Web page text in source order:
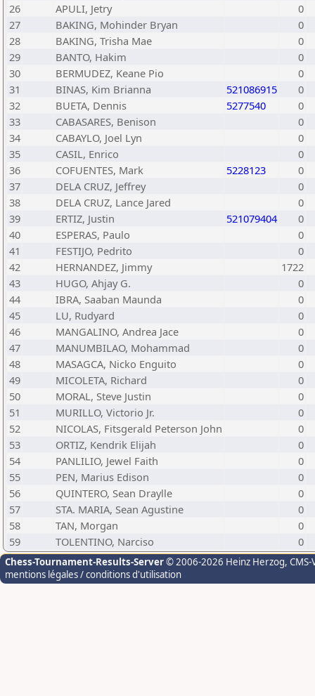
26
APULI, Jetry
0
27
BAKING, Mohinder Bryan
0
28
BAKING, Trisha Mae
0
29
BANTO, Hakim
0
30
BERMUDEZ, Keane Pio
0
31
BINAS, Kim Brianna 521086915
0
32
BUETA, Dennis 5277540
0
33
CABASARES, Benison
0
34
CABAYLO, Joel Lyn
0
35
CASIL, Enrico
0
36
COFUENTES, Mark 5228123
0
37
DELA CRUZ, Jeffrey
0
38
DELA CRUZ, Lance Jared
0
39
ERTIZ, Justin 521079404
0
40
ESPERAS, Paulo
0
41
FESTIJO, Pedrito
0
42
HERNANDEZ, Jimmy
1722
43
HUGO, Ahjay G.
0
44
IBRA, Saaban Maunda
0
45
LU, Rudyard
0
46
MANGALINO, Andrea Jace
0
47
MANUMBILAO, Mohammad
0
48
MASAGCA, Nicko Enguito
0
49
MICOLETA, Richard
0
50
MORAL, Steve Justin
0
51
MURILLO, Victorio Jr.
0
52
NICOLAS, Fitsgerald Peterson John
0
53
ORTIZ, Kendrik Elijah
0
54
PANLILIO, Jewel Faith
0
55
PEN, Marius Edison
0
56
QUINTERO, Sean Draylle
0
57
STA. MARIA, Sean Agustine
0
58
TAN, Morgan
0
59
TOLENTINO, Narciso 0
Chess-Tournament-Results-Server© 2006-2026 Heinz Herzog,
mentions légales / conditions d'utilisation